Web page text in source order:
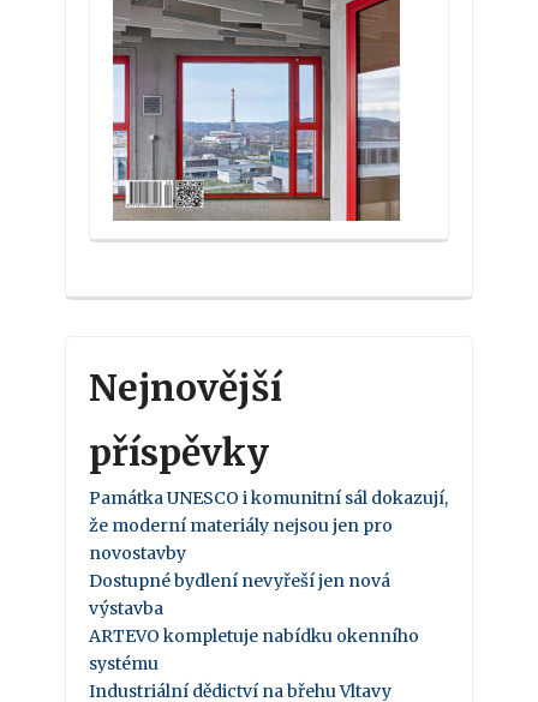
Nejnovější
příspěvky
Památka UNESCO i komunitní sál dokazují,
že moderní materiály nejsou jen pro
novostavby
Dostupné bydlení nevyřeší jen nová
výstavba
ARTEVO kompletuje nabídku okenního
systému
Industriální dědictví na břehu Vltavy